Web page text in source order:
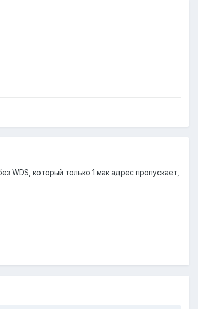
WDS, который только 1 мак адрес пропускает,